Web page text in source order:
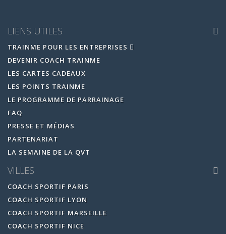
LIENS UTILES
TRAINME POUR LES ENTREPRISES
DEVENIR COACH TRAINME
LES CARTES CADEAUX
LES POINTS TRAINME
LE PROGRAMME DE PARRAINAGE
FAQ
PRESSE ET MÉDIAS
PARTENARIAT
LA SEMAINE DE LA QVT
VILLES
COACH SPORTIF PARIS
COACH SPORTIF LYON
COACH SPORTIF MARSEILLE
COACH SPORTIF NICE